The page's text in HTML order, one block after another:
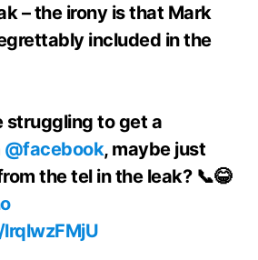
– the irony is that Mark
included in the
struggling to get a
@facebook, maybe just
the tel in the leak? 📞😂